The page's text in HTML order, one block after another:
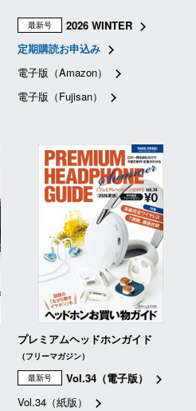
最新号
2026 WINTER
定期購読お申込み
電子版（Amazon）
電子版（Fujisan）
プレミアムヘッドホンガイド
（フリーマガジン）
最新号
Vol.34（電子版）
Vol.34（紙版）